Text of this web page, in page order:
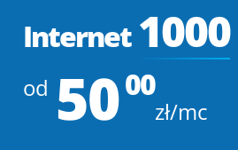
Internet 1000
od 5000
zł/mc